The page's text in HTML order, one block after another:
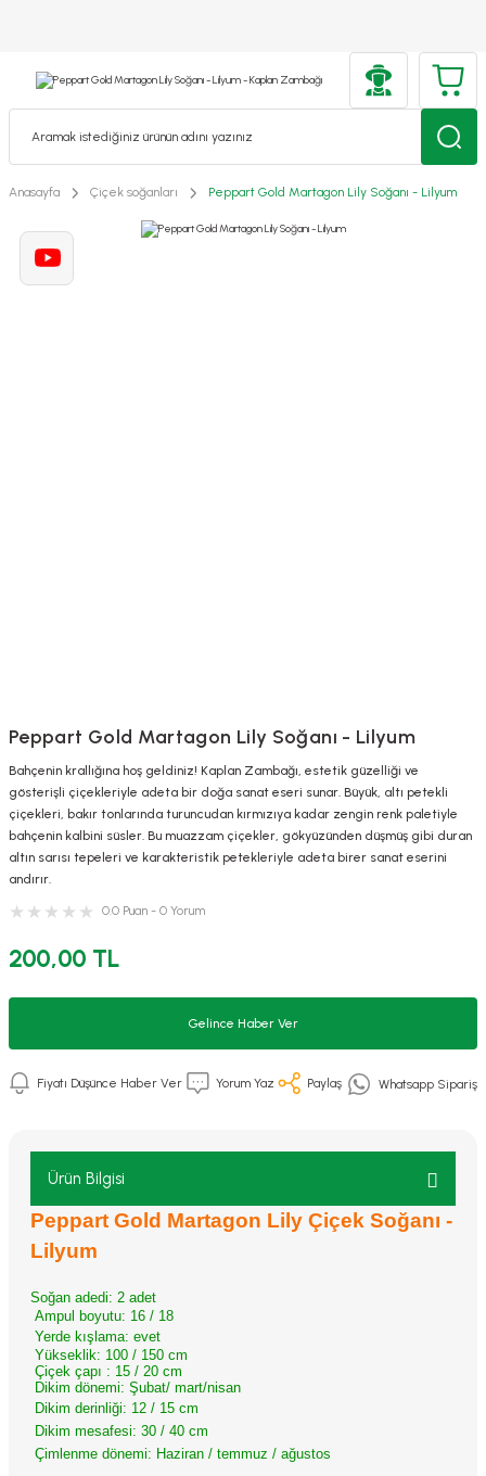
Anasayfa Çiçek soğanları Peppart Gold Martagon Lily Soğanı - Lilyum
Peppart Gold Martagon Lily Soğanı - Lilyum
Bahçenin krallığına hoş geldiniz! Kaplan Zambağı, estetik güzelliği ve
gösterişli çiçekleriyle adeta bir doğa sanat eseri sunar. Büyük, altı petekli
çiçekleri, bakır tonlarında turuncudan kırmızıya kadar zengin renk paletiyle
bahçenin kalbini süsler. Bu muazzam çiçekler, gökyüzünden düşmüş gibi duran
altın sarısı tepeleri ve karakteristik petekleriyle adeta birer sanat eserini
andırır.
0.0 Puan - 0 Yorum
200,00 TL
Gelince Haber Ver
Fiyatı Düşünce Haber Ver Yorum Yaz Paylaş Whatsapp Sipariş
Ürün Bilgisi
Peppart Gold Martagon Lily Çiçek Soğanı -
Lilyum
Soğan adedi: 2 adet
Ampul boyutu: 16 / 18
Yerde kışlama: evet
Yükseklik: 100 / 150 cm
Çiçek çapı : 15 / 20 cm
Dikim dönemi: Şubat/ mart/nisan
Dikim derinliği: 12 / 15 cm
Dikim mesafesi: 30 / 40 cm
Çimlenme dönemi: Haziran / temmuz / ağustos